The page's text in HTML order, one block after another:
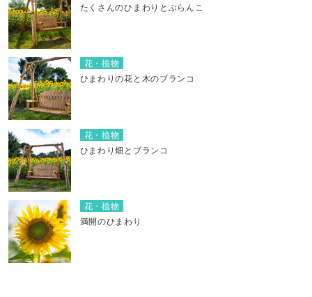
たくさんのひまわりとぶらんこ
花・植物
ひまわりの花と木のブランコ
花・植物
ひまわり畑とブランコ
花・植物
満開のひまわり